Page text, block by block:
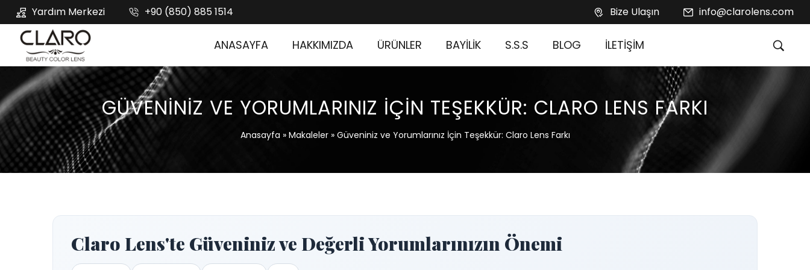
Yardım Merkezi +90 (850) 885 1514 Bize Ulaşın info@clarolens.com
ANASAYFA HAKKIMIZDA ÜRÜNLER BAYİLİK S.S.S BLOG İLETİŞİM
GÜVENINIZ VE YORUMLARINIZ İÇIN TEŞEKKÜR: CLARO LENS FARKI
Anasayfa » Makaleler» Güveniniz ve Yorumlarınız İçin Teşekkür: Claro Lens Farkı
Claro Lens'te Güveniniz ve Değerli Yorumlarınızın Önemi